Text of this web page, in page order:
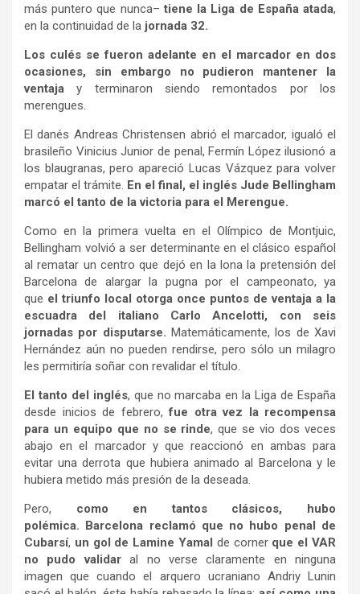
más puntero que nunca–tiene la Liga de España atada,
en la continuidad de la jornada 32.
Los culés se fueron adelante en el marcador en dos
ocasiones, sin embargo no pudieron mantener la
ventajay terminaron siendo remontados por los
merengues.
El danés Andreas Christensen abrió el marcador, igualó el
brasileño Vinicius Junior de penal, Fermín López ilusionó a
los blaugranas, pero apareció Lucas Vázquez para volver
empatar el trámite. En el final, el inglés Jude Bellingham
marcó el tanto de la victoria para el Merengue.
Como en la primera vuelta en el Olímpico de Montjuic,
Bellingham volvió a ser determinante en el clásico español
al rematar un centro que dejó en la lona la pretensión del
Barcelona de alargar la pugna por el campeonato, ya
que el triunfo local otorga once puntos de ventaja a la
escuadra del italiano Carlo Ancelotti, con seis
jornadas por disputarse. Matemáticamente, los de Xavi
Hernández aún no pueden rendirse, pero sólo un milagro
les permitiría soñar con revalidar el título.
El tanto del inglés, que no marcaba en la Liga de España
desde inicios de febrero,fue otra vez la recompensa
para un equipo que no se rinde, que se vio dos veces
abajo en el marcador y que reaccionó en ambas para
evitar una derrota que hubiera animado al Barcelona y le
hubiera metido más presión de la deseada.
Pero, como en tantos clásicos, hubo
polémica. Barcelona reclamó que no hubo penal de
Cubarsí, un gol de Lamine Yamal de corner que el VAR
no pudo validaral no verse claramente en ninguna
imagen que cuando el arquero ucraniano Andriy Lunin